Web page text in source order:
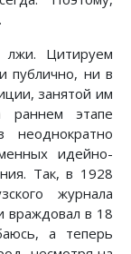
Цитируем
публично, ни в
занятой им
этапе
идейно-
Так, в 1928
журнала
враждовал в 18
а теперь